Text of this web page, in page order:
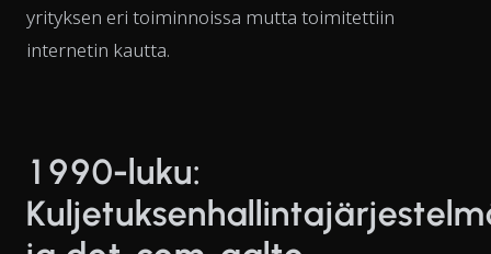
yrityksen eri toiminnoissa mutta toimitettiin
internetin kautta.
1990-luku: